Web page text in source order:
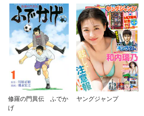
修羅の門異伝 ふでか
げ
ヤングジャンプ